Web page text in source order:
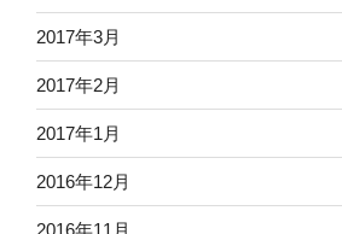
2017年3月
2017年2月
2017年1月
2016年12月
2016年11月